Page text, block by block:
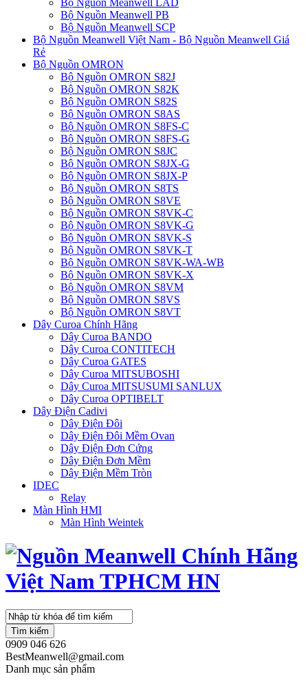
Bộ Nguồn Meanwell LAD
Bộ Nguồn Meanwell PB
Bộ Nguồn Meanwell SCP
Bộ Nguồn Meanwell Việt Nam - Bộ Nguồn Meanwell Giá
Rẻ
Bộ Nguồn OMRON
Bộ Nguồn OMRON S82J
Bộ Nguồn OMRON S82K
Bộ Nguồn OMRON S82S
Bộ Nguồn OMRON S8AS
Bộ Nguồn OMRON S8FS-C
Bộ Nguồn OMRON S8FS-G
Bộ Nguồn OMRON S8JC
Bộ Nguồn OMRON S8JX-G
Bộ Nguồn OMRON S8JX-P
Bộ Nguồn OMRON S8TS
Bộ Nguồn OMRON S8VE
Bộ Nguồn OMRON S8VK-C
Bộ Nguồn OMRON S8VK-G
Bộ Nguồn OMRON S8VK-S
Bộ Nguồn OMRON S8VK-T
Bộ Nguồn OMRON S8VK-WA-WB
Bộ Nguồn OMRON S8VK-X
Bộ Nguồn OMRON S8VM
Bộ Nguồn OMRON S8VS
Bộ Nguồn OMRON S8VT
Dây Curoa Chính Hãng
Dây Curoa BANDO
Dây Curoa CONTITECH
Dây Curoa GATES
Dây Curoa MITSUBOSHI
Dây Curoa MITSUSUMI SANLUX
Dây Curoa OPTIBELT
Dây Điện Cadivi
Dây Điện Đôi
Dây Điện Đôi Mềm Ovan
Dây Điện Đơn Cứng
Dây Điện Đơn Mềm
Dây Điện Mềm Tròn
IDEC
Relay
Màn Hình HMI
Màn Hình Weintek
Tìm kiếm
0909 046 626
BestMeanwell@gmail.com
Danh mục sản phẩm